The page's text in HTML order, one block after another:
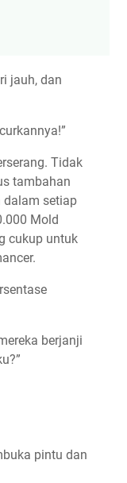
jauh, dan
Tidak
tambahan
dalam setiap
Mold
cukup untuk
berjanji
pintu dan